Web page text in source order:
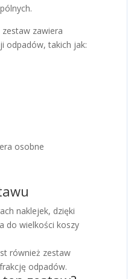
zawiera
odpadów, takich jak:
osobne
naklejek, dzięki
do wielkości koszy
również zestaw
odpadów.